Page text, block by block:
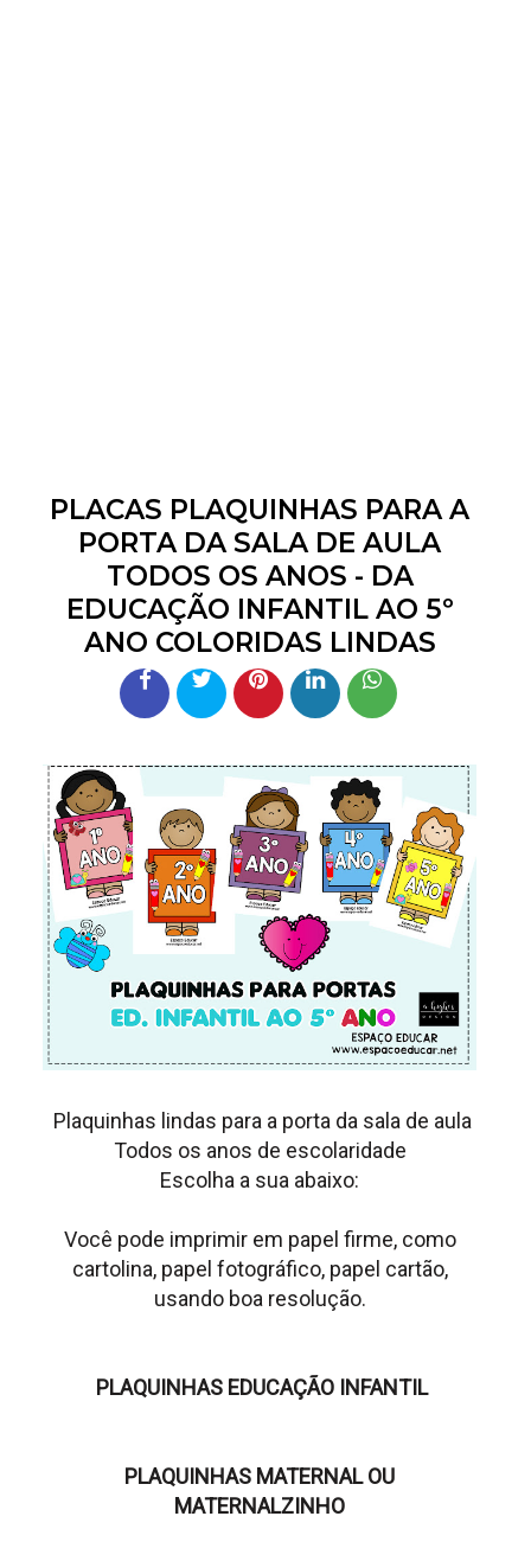
PLACAS PLAQUINHAS PARA A
PORTA DA SALA DE AULA
TODOS OS ANOS - DA
EDUCAÇÃO INFANTIL AO 5º
ANO COLORIDAS LINDAS
Plaquinhas lindas para a porta da sala de aula
Todos os anos de escolaridade
Escolha a sua abaixo:
Você pode imprimir em papel firme, como
cartolina, papel fotográfico, papel cartão,
usando boa resolução.
PLAQUINHAS EDUCAÇÃO INFANTIL
PLAQUINHAS MATERNAL OU
MATERNALZINHO